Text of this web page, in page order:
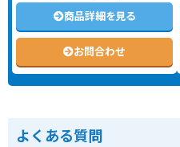
商品詳細を見る
お問合わせ
よくある質問